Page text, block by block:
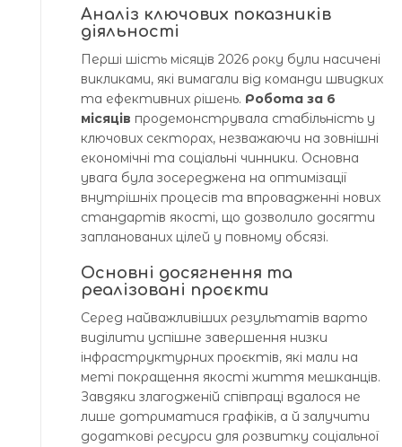
Аналіз ключових показників
діяльності
Перші шість місяців 2026 року були насичені
викликами, які вимагали від команди швидких
та ефективних рішень. Робота за 6
місяців продемонструвала стабільність у
ключових секторах, незважаючи на зовнішні
економічні та соціальні чинники. Основна
увага була зосереджена на оптимізації
внутрішніх процесів та впровадженні нових
стандартів якості, що дозволило досягти
запланованих цілей у повному обсязі.
Основні досягнення та
реалізовані проєкти
Серед найважливіших результатів варто
виділити успішне завершення низки
інфраструктурних проєктів, які мали на
меті покращення якості життя мешканців.
Завдяки злагодженій співпраці вдалося не
лише дотриматися графіків, а й залучити
додаткові ресурси для розвитку соціальної